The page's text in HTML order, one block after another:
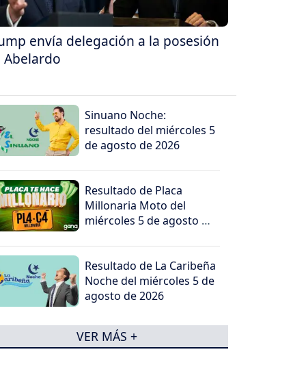
envía delegación a la posesión
Abelardo
Sinuano Noche:
resultado del miércoles 5
de agosto de 2026
Resultado de Placa
Millonaria Moto del
miércoles 5 de agosto de
Resultado de La Caribeña
Noche del miércoles 5 de
agosto de 2026
VER MÁS +